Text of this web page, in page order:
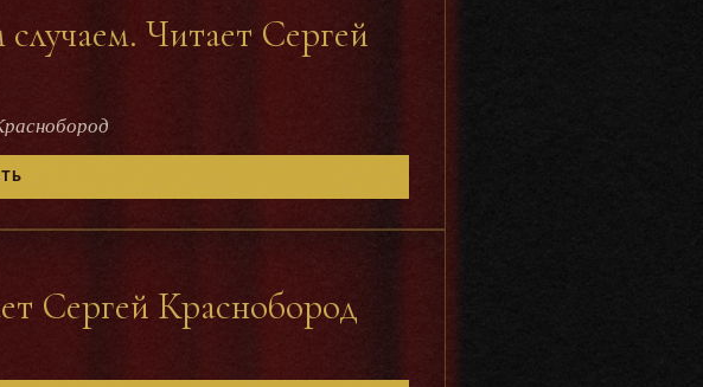
Читает Сергей
Сергей Краснобород